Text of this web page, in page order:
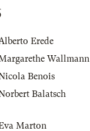
Erede
Wallmann
Benois
Balatsch
Marton